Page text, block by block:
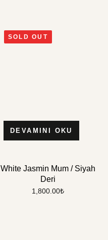
SOLD OUT
DEVAMINI OKU
White Jasmin Mum / Siyah
Deri
1,800.00₺